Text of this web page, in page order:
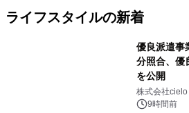
ライフスタイルの新着
優良派遣事
分照合、優
を公開
株式会社cielo
9時間前